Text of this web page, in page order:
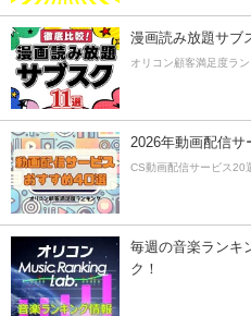
漫画読み放題サブ
オリコン顧客満足度ラ
2026年動画配信サ
CS動画配信サービス20
毎週の音楽ランキ
ク！